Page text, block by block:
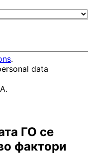
.
data
ГО се
фактори